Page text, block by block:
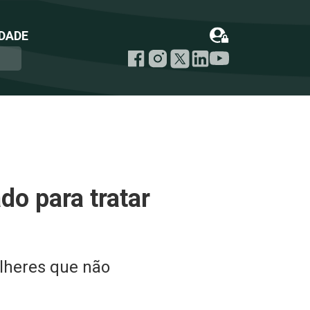
para tratar
que não